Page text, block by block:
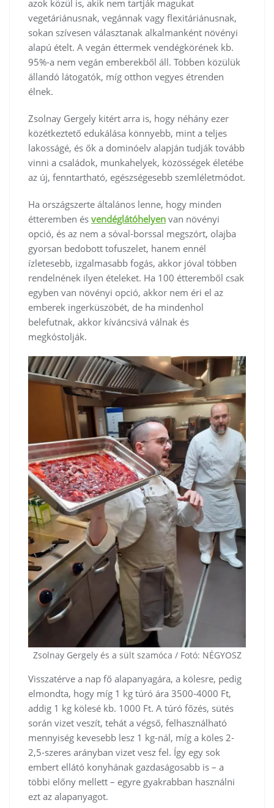
azok közül is, akik nem tartják magukat
vegetáriánusnak, vegánnak vagy flexitáriánusnak,
sokan szívesen választanak alkalmanként növényi
alapú ételt. A vegán éttermek vendégkörének kb.
95%-a nem vegán emberekből áll. Többen közülük
állandó látogatók, míg otthon vegyes étrenden
élnek.
Zsolnay Gergely kitért arra is, hogy néhány ezer
közétkeztető edukálása könnyebb, mint a teljes
lakosságé, és ők a dominóelv alapján tudják tovább
vinni a családok, munkahelyek, közösségek életébe
az új, fenntartható, egészségesebb szemléletmódot.
Ha országszerte általános lenne, hogy minden
étteremben és vendéglátóhelyen van növényi
opció, és az nem a sóval-borssal megszórt, olajba
gyorsan bedobott tofuszelet, hanem ennél
ízletesebb, izgalmasabb fogás, akkor jóval többen
rendelnének ilyen ételeket. Ha 100 étteremből csak
egyben van növényi opció, akkor nem éri el az
emberek ingerküszöbét, de ha mindenhol
belefutnak, akkor kíváncsivá válnak és
megkóstolják.
Zsolnay Gergely és a sült szamóca / Fotó: NÉGYOSZ
Visszatérve a nap fő alapanyagára, a kölesre, pedig
elmondta, hogy míg 1 kg túró ára 3500-4000 Ft,
addig 1 kg kölesé kb. 1000 Ft. A túró főzés, sütés
során vizet veszít, tehát a végső, felhasználható
mennyiség kevesebb lesz 1 kg-nál, míg a köles 2-
2,5-szeres arányban vizet vesz fel. Így egy sok
embert ellátó konyhának gazdaságosabb is – a
többi előny mellett – egyre gyakrabban használni
ezt az alapanyagot.